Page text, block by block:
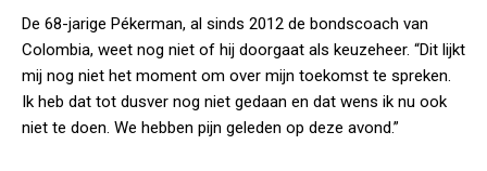
De 68-jarige Pékerman, al sinds 2012 de bondscoach van
Colombia, weet nog niet of hij doorgaat als keuzeheer. “Dit lijkt
mij nog niet het moment om over mijn toekomst te spreken.
Ik heb dat tot dusver nog niet gedaan en dat wens ik nu ook
niet te doen. We hebben pijn geleden op deze avond.”